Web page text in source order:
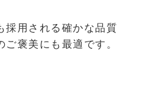
採用される確かな品質
褒美にも最適です。